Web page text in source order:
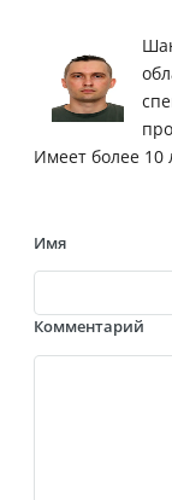
Имеет более 10
Имя
Комментарий